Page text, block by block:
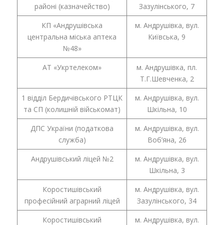
районі (казначейство)
Зазулінського, 7
КП «Андрушівська
центральна міська аптека
№48»
м. Андрушівка, вул.
Київська, 9
АТ «Укртелеком»
м. Андрушівка, пл.
Т.Г.Шевченка, 2
1 відділ Бердичівського РТЦК
та СП (колишній військомат)
м. Андрушівка, вул.
Шкільна, 10
ДПС України (податкова
служба)
м. Андрушівка, вул.
Воб’яна, 26
Андрушівський ліцей №2
м. Андрушівка, вул.
Шкільна, 3
Коростишівський
професійний аграрний ліцей
м. Андрушівка, вул.
Зазулінського, 34
Коростишівський
м. Андрушівка, вул.